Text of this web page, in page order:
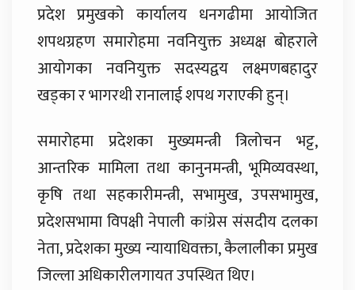
प्रदेश प्रमुखको कार्यालय धनगढीमा आयोजित
शपथग्रहण समारोहमा नवनियुक्त अध्यक्ष बोहराले
आयोगका नवनियुक्त सदस्यद्वय लक्ष्मणबहादुर
खड्का र भागरथी रानालाई शपथ गराएकी हुन्।
समारोहमा प्रदेशका मुख्यमन्त्री त्रिलोचन भट्ट,
आन्तरिक मामिला तथा कानुनमन्त्री, भूमिव्यवस्था,
कृषि तथा सहकारीमन्त्री, सभामुख, उपसभामुख,
प्रदेशसभामा विपक्षी नेपाली कांग्रेस संसदीय दलका
नेता, प्रदेशका मुख्य न्यायाधिवक्ता, कैलालीका प्रमुख
जिल्ला अधिकारीलगायत उपस्थित थिए।